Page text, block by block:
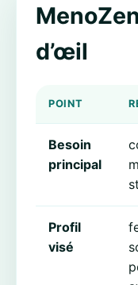
d’œil
POINT
Besoin
principal
Profil
visé